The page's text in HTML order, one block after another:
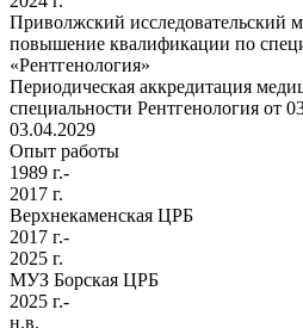
Приволжский исследовательский
повышение квалификации по
«Рентгенология»
Периодическая аккредитация
специальности Рентгенология от
03.04.2029
Опыт работы
1989 г.-
2017 г.
Верхнекаменская ЦРБ
2017 г.-
2025 г.
МУЗ Борская ЦРБ
2025 г.-
н.в.